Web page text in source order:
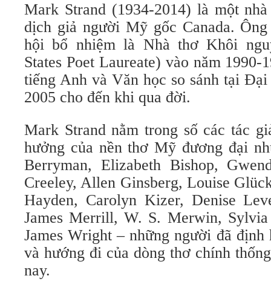
Mark Strand (1934-2014) là một
dịch giả người Mỹ gốc Canada.
hội bổ nhiệm là Nhà thơ Khôi
States Poet Laureate) vào năm 1990-
tiếng Anh và Văn học so sánh tại
2005 cho đến khi qua đời.
Mark Strand nằm trong số các tác
hưởng của nền thơ Mỹ đương đại
Berryman, Elizabeth Bishop,
Creeley, Allen Ginsberg, Louise
Hayden, Carolyn Kizer, Denise
James Merrill, W. S. Merwin,
James Wright – những người đã
và hướng đi của dòng thơ chính
nay.